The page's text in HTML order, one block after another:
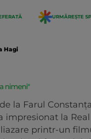
URMĂREȘTE
Hagi
nimeni"
la Farul
impresionat la
printr-un